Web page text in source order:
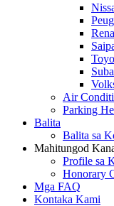
Air
Parking
Balita
Balita sa
Mahitungod
Profile sa
Honorary
Mga FAQ
Kontaka Kami